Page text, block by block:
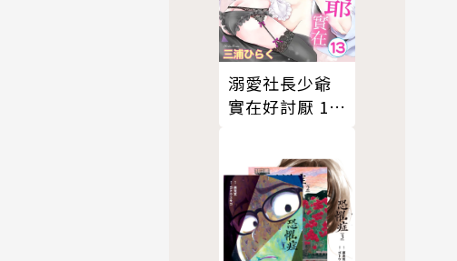
溺愛社長少爺
實在好討厭 13